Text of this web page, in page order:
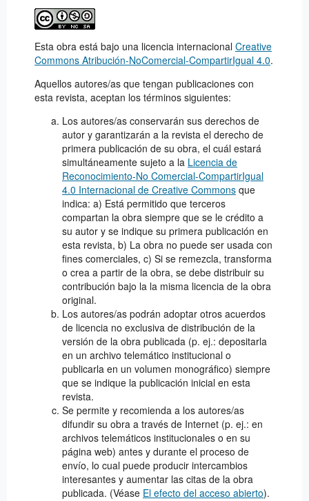
Esta obra está bajo una licencia internacional Creative
Commons Atribución-NoComercial-CompartirIgual 4.0.
Aquellos autores/as que tengan publicaciones con
esta revista, aceptan los términos siguientes:
Los autores/as conservarán sus derechos de
autor y garantizarán a la revista el derecho de
primera publicación de su obra, el cuál estará
simultáneamente sujeto a la Licencia de
Reconocimiento-No Comercial-CompartirIgual
4.0 Internacional de Creative Commonsque
indica: a) Está permitido que terceros
compartan la obra siempre que se le crédito a
su autor y se indique su primera publicación en
esta revista, b) La obra no puede ser usada con
fines comerciales, c) Si se remezcla, transforma
o crea a partir de la obra, se debe distribuir su
contribución bajo la la misma licencia de la obra
original.
Los autores/as podrán adoptar otros acuerdos
de licencia no exclusiva de distribución de la
versión de la obra publicada (p. ej.: depositarla
en un archivo telemático institucional o
publicarla en un volumen monográfico) siempre
que se indique la publicación inicial en esta
revista.
Se permite y recomienda a los autores/as
difundir su obra a través de Internet (p. ej.: en
archivos telemáticos institucionales o en su
página web) antes y durante el proceso de
envío, lo cual puede producir intercambios
interesantes y aumentar las citas de la obra
publicada. (Véase El efecto del acceso abierto).